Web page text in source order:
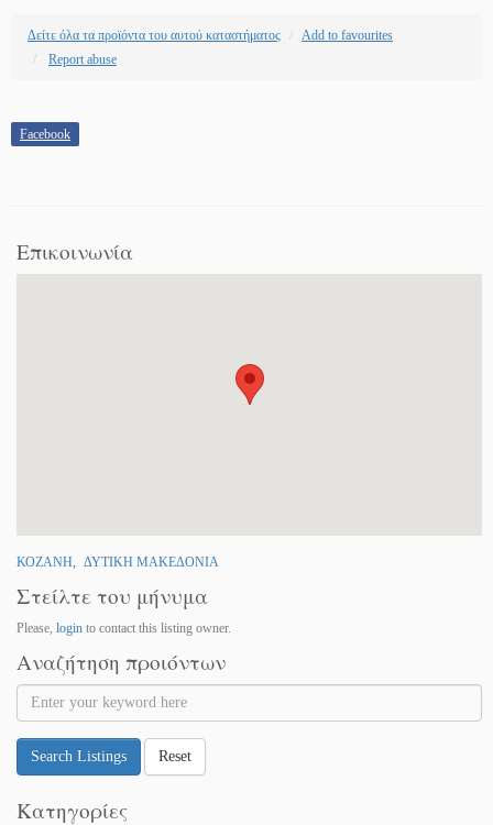
Δείτε όλα τα προϊόντα του αυτού καταστήματος
Add to favourites
Report abuse
Facebook
Επικοινωνία
ΚΟΖΑΝΗ, ΔΥΤΙΚΗ ΜΑΚΕΔΟΝΙΑ
Στείλτε του μήνυμα
Please, login to contact this listing owner.
Αναζήτηση προιόντων
Search Listings Reset
Κατηγορίες